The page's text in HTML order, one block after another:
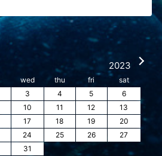
2023
wed thu fri
sat
3 4 5
6
10 11 12
13
17 18 19
20
24 25 26
27
31